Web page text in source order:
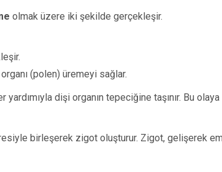
olmak üzere iki şekilde gerçekleşir.
(polen) üremeyi sağlar.
dişi organın tepeciğine taşınır. Bu olaya
birleşerek zigot oluşturur. Zigot, gelişerek